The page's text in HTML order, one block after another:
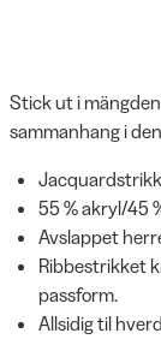
Stick ut i
sammanhang i
55 % akryl/45
Avslappet
Ribbestrikket
passform.
Allsidig til